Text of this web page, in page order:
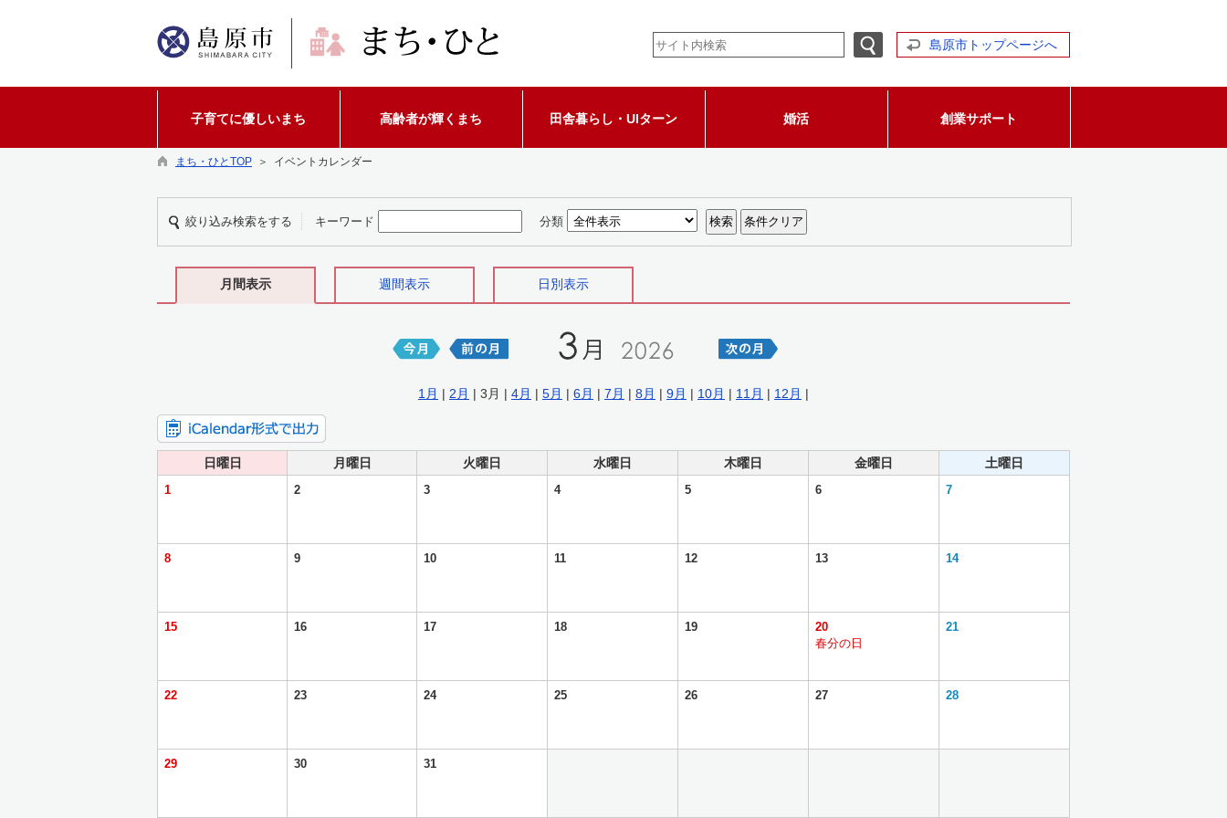
島原市トップページへ
子育てに優しいまち 高齢者が輝くまち 田舎暮らし・UIターン 婚活 創業サポート
まち・ひとTOP ＞ イベントカレンダー
絞り込み検索をする キーワード 分類
月間表示 週間表示 日別表示
1月 | 2月 | 3月 | 4月 | 5月 | 6月 | 7月 | 8月 | 9月 | 10月 | 11月 | 12月 |
日曜日 月曜日 火曜日 水曜日 木曜日 金曜日 土曜日
1 2 3 4 5 6 7
8 9 10 11 12 13 14
15 16 17 18 19
20
春分の日
21
22 23 24 25 26 27 28
29 30 31